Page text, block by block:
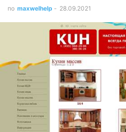
по maxwelhelp - 28.09.2021